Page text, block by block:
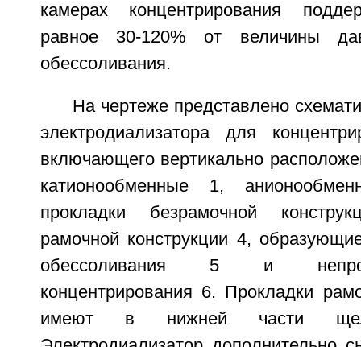
камерах концентрирования
равное 30-120% от величины
обессоливания.
На чертеже представлено
электродиализатора для
включающего вертикально
катионообменные 1,
прокладки безрамочной
рамочной конструкции 4,
обессоливания 5 и
концентрирования 6. Прокладки
имеют в нижней части